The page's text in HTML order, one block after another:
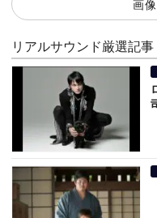
画
リアルサウンド厳選記事